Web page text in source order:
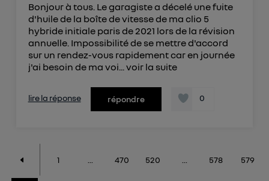
Bonjour à tous. Le garagiste a décelé une fuite
d'huile de la boîte de vitesse de ma clio 5
hybride initiale paris de 2021 lors de la révision
annuelle. Impossibilité de se mettre d'accord
sur un rendez-vous rapidement car en journée
j'ai besoin de ma voi...voir la suite
lire la réponse répondre 0
1 470 520 578 579